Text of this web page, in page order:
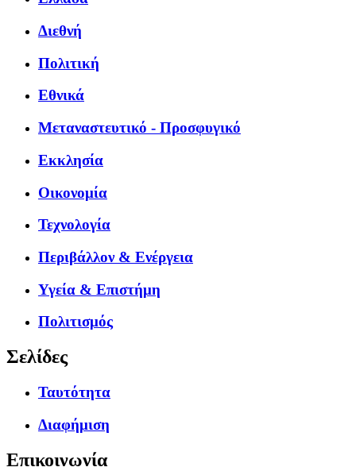
Διεθνή
Πολιτική
Εθνικά
Μεταναστευτικό - Προσφυγικό
Εκκλησία
Οικονομία
Τεχνολογία
Περιβάλλον & Ενέργεια
Υγεία & Επιστήμη
Πολιτισμός
Σελίδες
Ταυτότητα
Διαφήμιση
Επικοινωνία